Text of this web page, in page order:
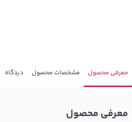
معرفی محصول مشخصات محصول دیدگاه
معرفی محصول